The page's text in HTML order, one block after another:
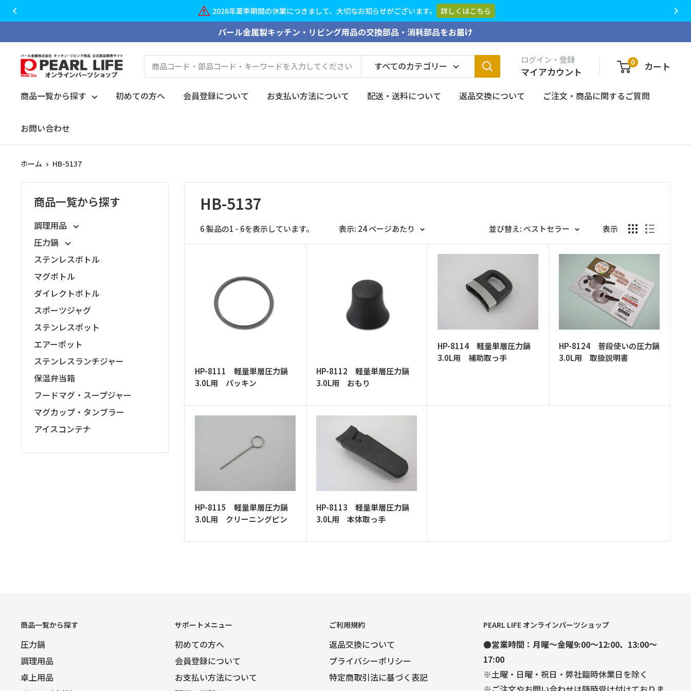
2026年夏季期間の休業につきまして、大切なお知らせがございます。 詳しくはこちら
ン
ッ
パール金属製キッチン・リビング用品の交換部品・消耗部品をお届け
PEARL
LIFE
オ
イ
パ
ー
すべてのカテゴリー ログイン・登録
マイアカウント
0 カート
商品一覧から探す 初めての方へ 会員登録について お支払い方法について 配送・送料について 返品交換について ご注文・商品に関するご質問
お問い合わせ
ホーム HB-5137
商品一覧から探す
調理用品
圧力鍋
ステンレスボトル
マグボトル
ダイレクトボトル
スポーツジャグ
ステンレスポット
エアーポット
ステンレスランチジャー
保温弁当箱
フードマグ・スープジャー
マグカップ・タンブラー
アイスコンテナ
HB-5137
6 製品の1 - 6を表示しています。 表示: 24 ページあたり 並び替え: ベストセラー 表示
HP-8111 軽量単層圧力鍋
3.0L用 パッキン
HP-8112 軽量単層圧力鍋
3.0L用 おもり
HP-8114 軽量単層圧力鍋
3.0L用 補助取っ手
HP-8124 普段使いの圧力鍋
3.0L用 取扱説明書
HP-8115 軽量単層圧力鍋
3.0L用 クリーニングピン
HP-8113 軽量単層圧力鍋
3.0L用 本体取っ手
商品一覧から探す
圧力鍋
調理用品
卓上用品
サポートメニュー
初めての方へ
会員登録について
お支払い方法について
ご利用規約
返品交換について
プライバシーポリシー
特定商取引法に基づく表記
PEARL LIFE オンラインパーツショップ
●営業時間：月曜～金曜9:00～12:00、13:00～
17:00
※土曜・日曜・祝日・弊社臨時休業日を除く